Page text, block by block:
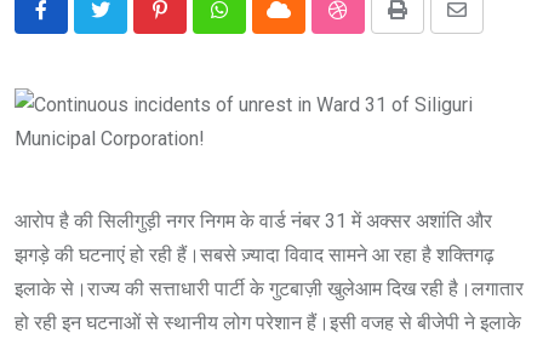
PinterestWhatsappCloud StumbleUpon
Print
Share
Email
आरोप है की सिलीगुड़ी नगर निगम के वार्ड नंबर 31 में अक्सर अशांति और
झगड़े की घटनाएं हो रही हैं।सबसे ज़्यादा विवाद सामने आ रहा है शक्तिगढ़
इलाके से।राज्य की सत्ताधारी पार्टी के गुटबाज़ी खुलेआम दिख रही है।लगातार
हो रही इन घटनाओं से स्थानीय लोग परेशान हैं।इसी वजह से बीजेपी ने इलाके